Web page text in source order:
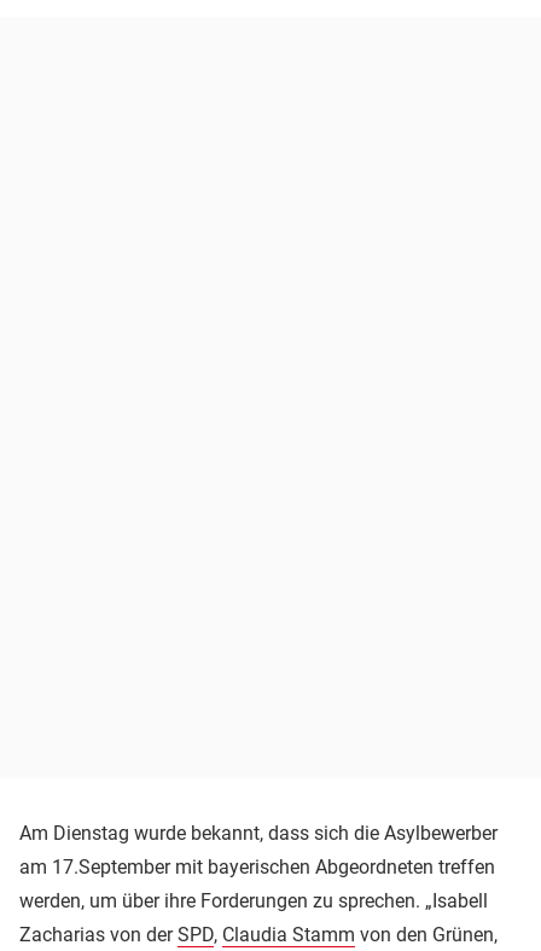
Am Dienstag wurde bekannt, dass sich die Asylbewerber
am 17.September mit bayerischen Abgeordneten treffen
werden, um über ihre Forderungen zu sprechen. „Isabell
Zacharias von derSPD, Claudia Stamm von den Grünen,